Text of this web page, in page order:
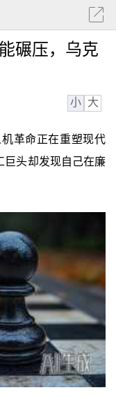
碾压，乌克
小 大
革命正在重塑现代
巨头却发现自己在廉